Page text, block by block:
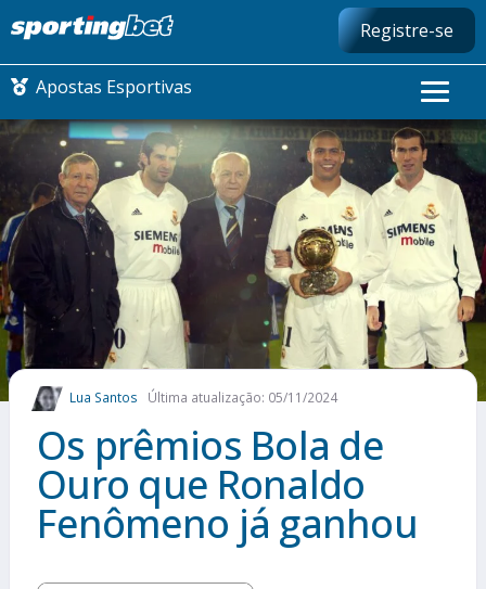
Registre-se
Apostas Esportivas
CONMEBOL LIBERTADORES
FUTEBOL NACIONAL
FUTEBOL INTERNACIONAL
COMO APOSTAR
MAIS ESPORTES
Lua Santos Última atualização: 05/11/2024
Os prêmios Bola de
Ouro que Ronaldo
Fenômeno já ganhou